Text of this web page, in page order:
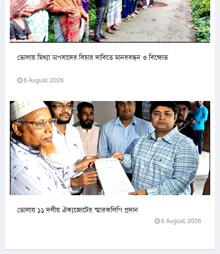
ভোলায় মিথ্যা অপবাদের বিচার দাবিতে মানববন্ধন ও বিক্ষোভ
6 August, 2026
ভোলায় ১১ দলীয় ঐক্যজোটের স্মারকলিপি প্রদান
6 August, 2026